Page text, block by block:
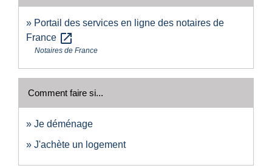
Portail des services en ligne des notaires de
France open_in_new
Notaires de France
Comment faire si...
Je déménage
J'achète un logement